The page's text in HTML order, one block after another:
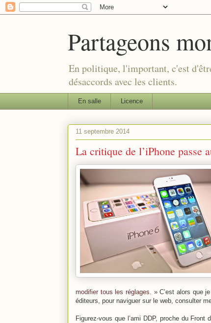
Partageons
En politique, l'important, c'est
désaccords avec les clients.
En salle Licence
11 septembre 2014
La critique de l’iPhone passe
modifier tous les réglages. » C’est alors que
éditeurs, pour naviguer sur le web, consulter
Figurez-vous que l’ami DDP, proche du Front